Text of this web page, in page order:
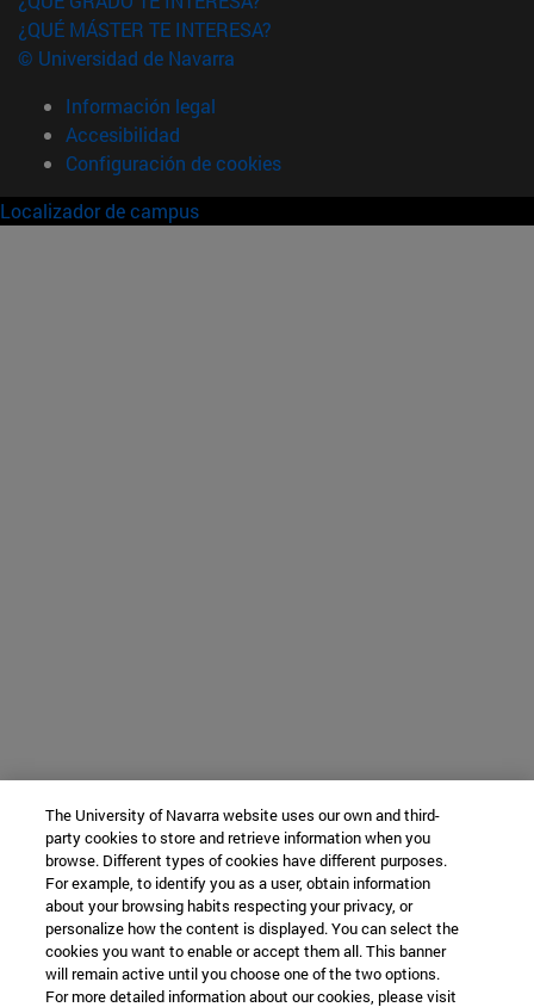
¿QUÉ MÁSTER TE INTERESA?
© Universidad de Navarra
Información legal
Accesibilidad
Configuración de cookies
Localizador de campus
The University of Navarra website uses our own and third-
party cookies to store and retrieve information when you
browse. Different types of cookies have different purposes.
For example, to identify you as a user, obtain information
about your browsing habits respecting your privacy, or
personalize how the content is displayed. You can select the
cookies you want to enable or accept them all. This banner
will remain active until you choose one of the two options.
For more detailed information about our cookies, please visit